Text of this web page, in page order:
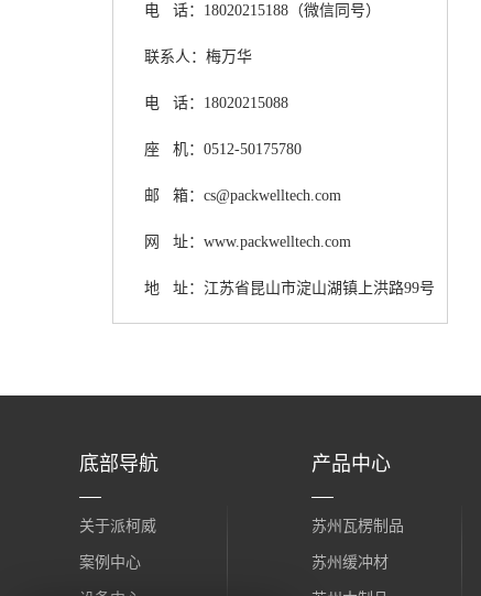
电 话：18020215188（微信同号）
联系人：梅万华
电 话：18020215088
座 机：0512-50175780
邮 箱：cs@packwelltech.com
网 址：www.packwelltech.com
地 址：江苏省昆山市淀山湖镇上洪路99号
底部导航
关于派柯威
案例中心
产品中心
苏州瓦楞制品
苏州缓冲材